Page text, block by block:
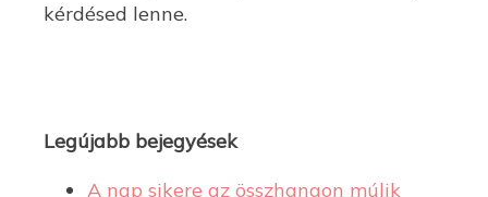
kérdésed lenne.
Legújabb bejegyések
A nap sikere az összhangon múlik